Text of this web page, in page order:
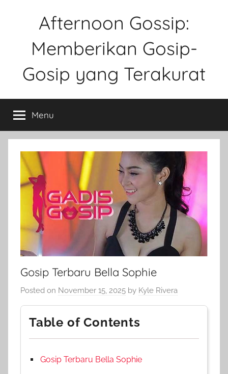
Afternoon Gossip:
Memberikan Gosip-
Gosip yang Terakurat
Tentang
Ke
Gosipan
Berbagai
Kalangan
Menu
Gosip Terbaru Bella Sophie
Posted on November 15, 2025 by Kyle Rivera
Table of Contents
Gosip Terbaru Bella Sophie